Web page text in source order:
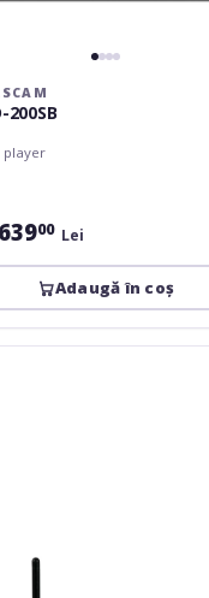
200SB
player
00 Lei
Adaugă în coș